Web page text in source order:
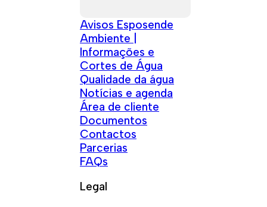
Avisos Esposende
Ambiente |
Informações e
Cortes de Água
Qualidade da água
Notícias e agenda
Área de cliente
Documentos
Contactos
Parcerias
FAQs
Legal